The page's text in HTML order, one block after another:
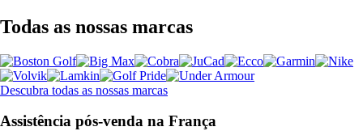
Todas as nossas marcas
Descubra todas as nossas marcas
Assistência pós-venda na França